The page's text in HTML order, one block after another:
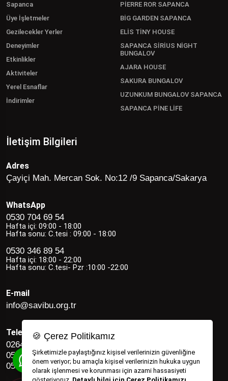
Sapanca
Üye İşletmeler
Gezilecekler Yerler
Deneyimler
Etkinlikler
Aktiviteler
Yerel Esnaflar
İndirimler
PİERRE ROR SAPANCA
BİG GARDEN SAPANCA
ELİS TİNY HOUSE
SAPANCA SİRİUS NİGHT
BUNGALOV
AJARA HOUSE
SAKURA BUNGALOV
UZUNKUM BUNGALOV SAPANCA
SAPANCA PİNE LİFE
İletişim Bilgileri
Adres
Çayiçi Mah. Mercan Sok. No:12 /9 Sapanca/Sakarya
WhatsApp
0530 704 69 54
Hafta içi: 09:00 - 18:00
Hafta sonu: C.tesi : 09:00 - 18:00
0530 346 89 54
Hafta içi: 18:00 - 22:00
Hafta sonu: C.tesi- Pzr :10:00 -22:00
E-mail
info@savibu.org.tr
Telefon
0264 582 12 17
0530 346 89 54
0530 704 69 54
🍪 Çerez Politikamız
Şirketimizle paylaştığınız kişisel verilerinizin güvenliğine
önem veriyor; bu amaçla kişisel verilerinizin hukuka uygun
olarak işlenmesi ve korunması için azami hassasiyeti